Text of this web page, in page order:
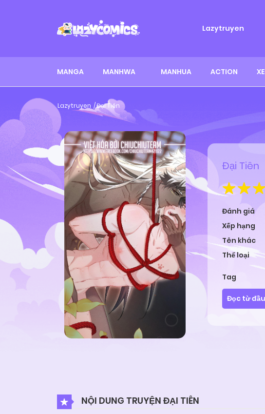
Lazytruyen
MANGA MANHWA MANHUA ACTION
Lazytruyen Đại Tiên
Đại Tiên
Đánh giá
Xếp hạng
Tên khác
Thể loại
Tag
Đọc từ đầu
NỘI DUNG TRUYỆN ĐẠI TIÊN